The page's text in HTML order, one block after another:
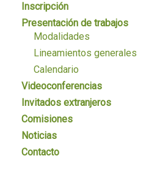
Inscripción
Presentación de trabajos
Modalidades
Lineamientos generales
Calendario
Videoconferencias
Invitados extranjeros
Comisiones
Noticias
Contacto